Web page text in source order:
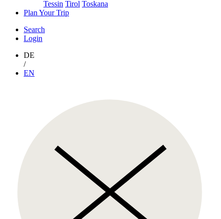
Tessin Tirol Toskana
Plan Your Trip
Search
Login
DE
/
EN